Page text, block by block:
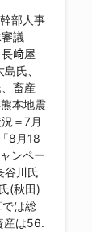
部人事
議
﨑屋
氏、
畜産
本地震
＝7月
8月18
ンペー
谷川氏
(秋田)
は総
産は56.